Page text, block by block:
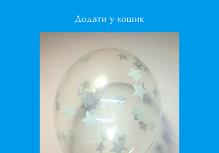
Додати у кошик